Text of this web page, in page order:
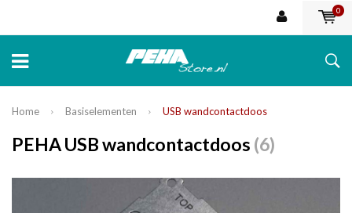
0
Home Basiselementen USB wandcontactdoos
PEHA USB wandcontactdoos (6)